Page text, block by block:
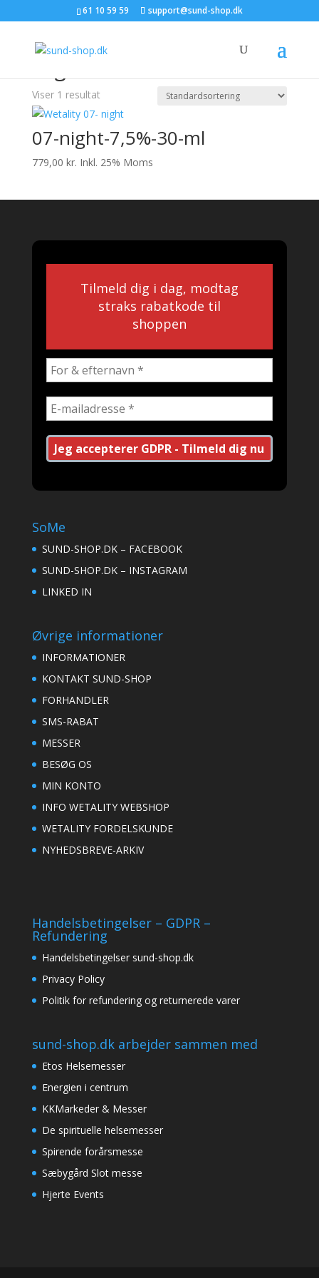
61 10 59 59 support@sund-shop.dk
Forside/ Varer tagged “Night cbd”
Viser 1 resultat
07-night-7,5%-30-ml
779,00 kr. Inkl. 25% Moms
Tilmeld dig i dag, modtag
straks rabatkode til
shoppen
SoMe
SUND-SHOP.DK – FACEBOOK
SUND-SHOP.DK – INSTAGRAM
LINKED IN
Øvrige informationer
INFORMATIONER
KONTAKT SUND-SHOP
FORHANDLER
SMS-RABAT
MESSER
BESØG OS
MIN KONTO
INFO WETALITY WEBSHOP
WETALITY FORDELSKUNDE
NYHEDSBREVE-ARKIV
Handelsbetingelser – GDPR –
Refundering
Handelsbetingelser sund-shop.dk
Privacy Policy
Politik for refundering og returnerede varer
sund-shop.dk arbejder sammen med
Etos Helsemesser
Energien i centrum
KKMarkeder & Messer
De spirituelle helsemesser
Spirende forårsmesse
Sæbygård Slot messe
Hjerte Events